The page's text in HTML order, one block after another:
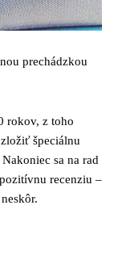
prechádzkou
rokov, z toho
špeciálnu
sa na rad
recenziu –